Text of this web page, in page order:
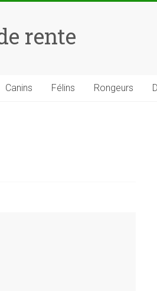
rente
Canins Félins Rongeurs